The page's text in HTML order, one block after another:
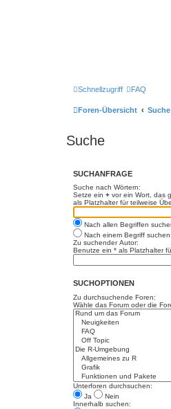
Schnellzugriff FAQ
Foren-Übersicht Suche
Suche
SUCHANFRAGE
Suche nach Wörtern:
Setze ein + vor ein Wort, das
als Platzhalter für teilweise
Nach allen Begriffen
Nach einem Begriff suchen
Zu suchender Autor:
Benutze ein * als Platzhalter
SUCHOPTIONEN
Zu durchsuchende Foren:
Wähle das Forum oder die
Unterforen durchsuchen:
Ja
Nein
Innerhalb suchen: